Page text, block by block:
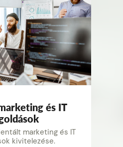
és IT
marketing és IT
kivitelezése.